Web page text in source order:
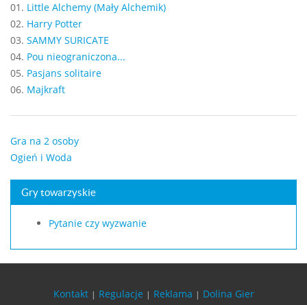
01. Little Alchemy (Mały Alchemik)
02. Harry Potter
03. SAMMY SURICATE
04. Pou nieograniczona...
05. Pasjans solitaire
06. Majkraft
Gra na 2 osoby
Ogień i Woda
Gry towarzyskie
Pytanie czy wyzwanie
Kontakt | Regulacje | Reklama | Dolina Gier